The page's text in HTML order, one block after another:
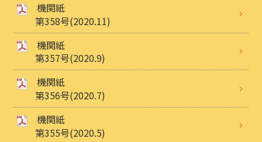
機関紙
第358号(2020.11)
機関紙
第357号(2020.9)
機関紙
第356号(2020.7)
機関紙
第355号(2020.5)